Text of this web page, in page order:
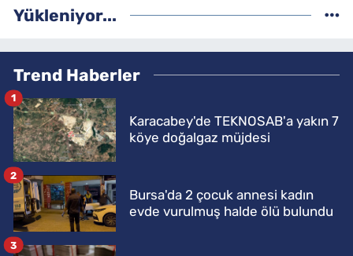
Yükleniyor...
Trend Haberler
Karacabey'de TEKNOSAB'a yakın 7
köye doğalgaz müjdesi
1
Bursa'da 2 çocuk annesi kadın
evde vurulmuş halde ölü bulundu
2
3